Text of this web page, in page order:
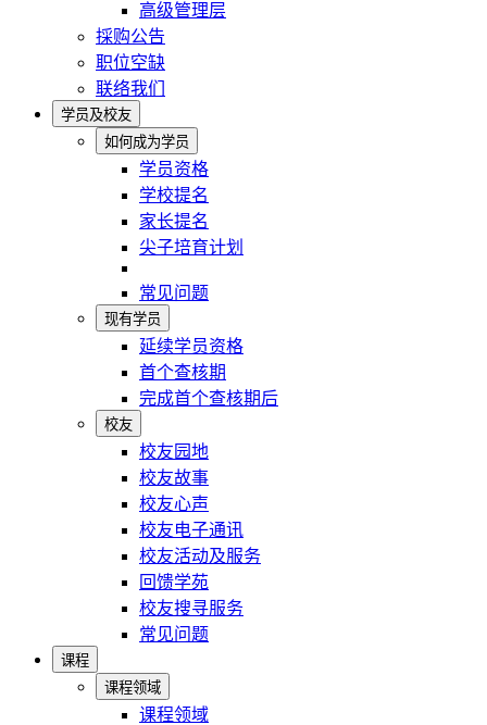
高级管理层
採购公告
职位空缺
联络我们
学员及校友
如何成为学员
学员资格
学校提名
家长提名
尖子培育计划
常见问题
现有学员
延续学员资格
首个查核期
完成首个查核期后
校友
校友园地
校友故事
校友心声
校友电子通讯
校友活动及服务
回馈学苑
校友搜寻服务
常见问题
课程
课程领域
课程领域